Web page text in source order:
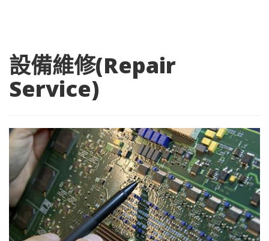
設備維修(Repair
Service)